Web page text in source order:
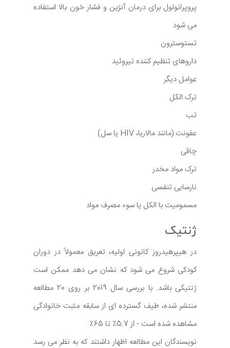
پروپرانولول برای درمان آنژین و فشار خون بالا استفاده
می شود
تستوسترون
داروهای تنظیم کننده تیروئید
عوامل دیگر
ترک الکل
تب
عفونت (مانند مالاریا، HIV یا سل)
چاقی
ترک مواد مخدر
نارسایی تنفسی
مسمومیت با الکل یا سوء مصرف مواد
ژنتیک
در هیپرهیدروز کانونی اولیه، تعریق معمولاً در دوران
کودکی شروع می شود که نشان می دهد ممکن است
ژنتیکی باشد. با بررسی سال 2019 بر روی 20 مطالعه
منتشر شده، طیف گسترده ای از سابقه مثبت خانوادگی
مشاهده شده است - از 5.7٪ تا 65٪
نویسندگان این مطالعه اظهار داشتند که به نظر می رسد